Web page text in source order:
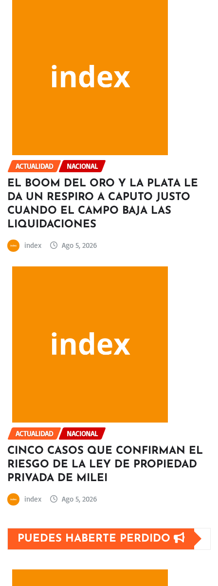
ACTUALIDAD NACIONAL
EL BOOM DEL ORO Y LA PLATA LE
DA UN RESPIRO A CAPUTO JUSTO
CUANDO EL CAMPO BAJA LAS
LIQUIDACIONES
index Ago 5, 2026
ACTUALIDAD NACIONAL
CINCO CASOS QUE CONFIRMAN EL
RIESGO DE LA LEY DE PROPIEDAD
PRIVADA DE MILEI
index Ago 5, 2026
PUEDES HABERTE PERDIDO